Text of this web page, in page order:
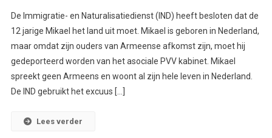
De Immigratie- en Naturalisatiedienst (IND) heeft besloten dat de
12 jarige Mikael het land uit moet. Mikael is geboren in Nederland,
maar omdat zijn ouders van Armeense afkomst zijn, moet hij
gedeporteerd worden van het asociale PVV kabinet. Mikael
spreekt geen Armeens en woont al zijn hele leven in Nederland.
De IND gebruikt het excuus […]
Lees verder